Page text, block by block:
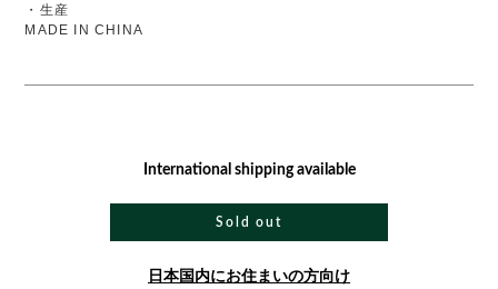
・生産
MADE IN CHINA
International shipping available
Sold out
日本国内にお住まいの方向け